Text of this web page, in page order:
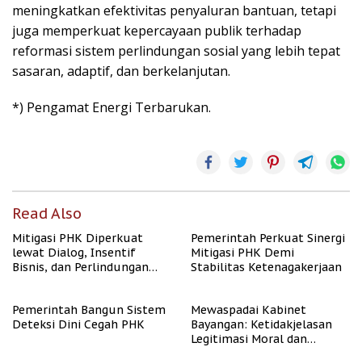
meningkatkan efektivitas penyaluran bantuan, tetapi
juga memperkuat kepercayaan publik terhadap
reformasi sistem perlindungan sosial yang lebih tepat
sasaran, adaptif, dan berkelanjutan.
*) Pengamat Energi Terbarukan.
Read Also
Mitigasi PHK Diperkuat
lewat Dialog, Insentif
Bisnis, dan Perlindungan
Pemerintah Perkuat Sinergi
Mitigasi PHK Demi
Stabilitas Ketenagakerjaan
Pemerintah Bangun Sistem
Deteksi Dini Cegah PHK
Mewaspadai Kabinet
Bayangan: Ketidakjelasan
Legitimasi Moral dan